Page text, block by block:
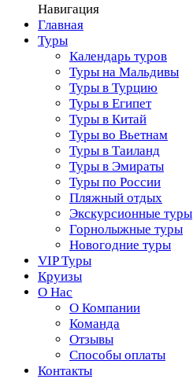
Навигация
Главная
Туры
Календарь туров
Туры на Мальдивы
Туры в Турцию
Туры в Египет
Туры в Китай
Туры во Вьетнам
Туры в Таиланд
Туры в Эмираты
Туры по России
Пляжный отдых
Экскурсионные туры
Горнолыжные туры
Новогодние туры
VIP Туры
Круизы
О Нас
О Компании
Команда
Отзывы
Способы оплаты
Контакты